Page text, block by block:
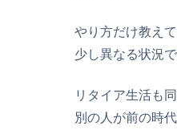
やり方だけ教え
少し異なる状況
リタイア生活も同
別の人が前の時